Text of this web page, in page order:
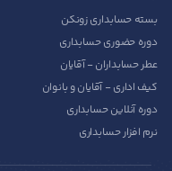
بسته حسابداری زونکن
دوره حضوری حسابداری
عطر حسابداران - آقایان
کیف اداری - آقایان و بانوان
دوره آنلاین حسابداری
نرم افزار حسابداری